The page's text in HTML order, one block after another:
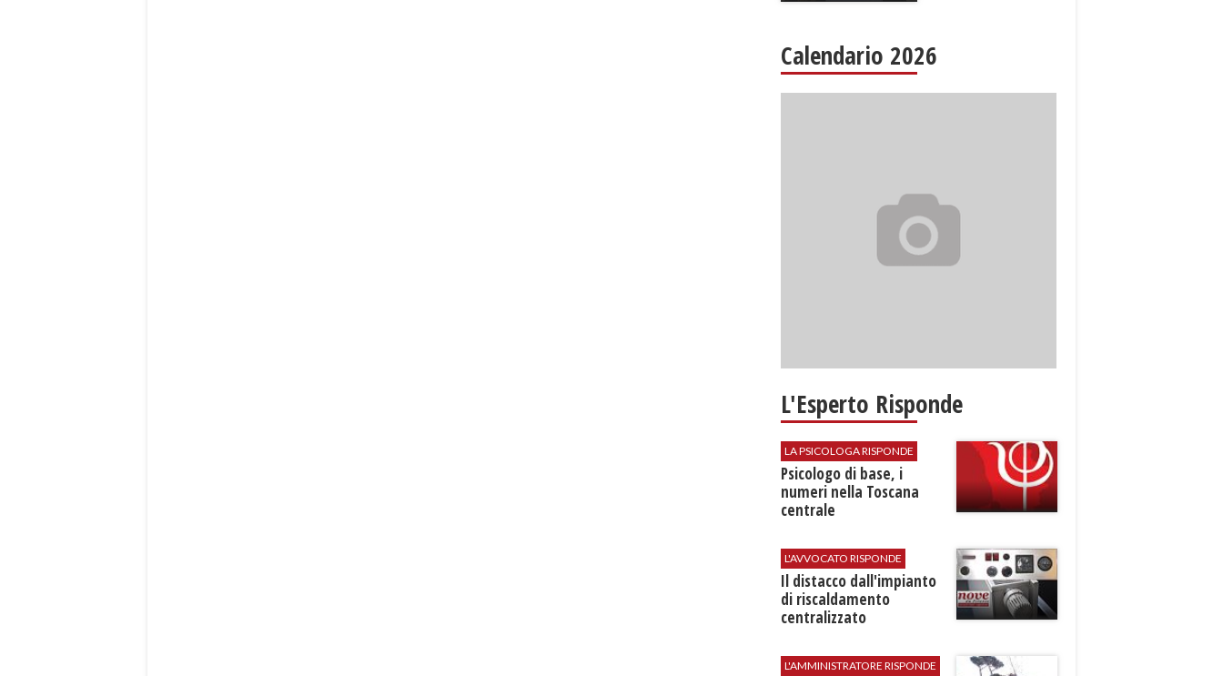
Calendario 2026
L'Esperto Risponde
LA PSICOLOGA RISPONDE
Psicologo di base, i
numeri nella Toscana
centrale
L'AVVOCATO RISPONDE
Il distacco dall'impianto
di riscaldamento
centralizzato
L'AMMINISTRATORE RISPONDE